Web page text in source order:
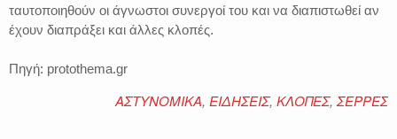
ταυτοποιηθούν οι άγνωστοι συνεργοί του και να διαπιστωθεί αν
έχουν διαπράξει και άλλες κλοπές.
Πηγή: protothema.gr
ΑΣΤΥΝΟΜΙΚΑ, ΕΙΔΗΣΕΙΣ, ΚΛΟΠΕΣ, ΣΕΡΡΕΣ